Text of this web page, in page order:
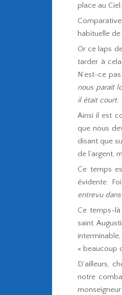
place au Ciel.
habituelle
Or ce laps
tarder à
N’est-ce
nous paraît
il était court.
Ainsi il est
que nous
disant que
de l’argent,
Ce temps
évidente.
entrevu
Ce temps-
saint
« beaucoup
D’ailleurs,
notre